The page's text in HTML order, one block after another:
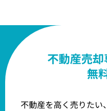
不動産売
無
不動産を高く売りたい